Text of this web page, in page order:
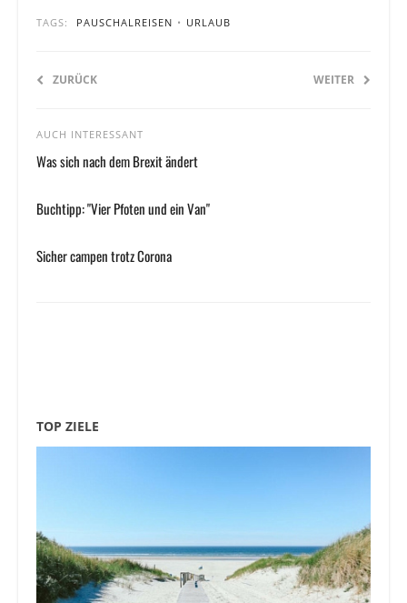
TAGS: PAUSCHALREISEN • URLAUB
ZURÜCK WEITER
AUCH INTERESSANT
Was sich nach dem Brexit ändert
Buchtipp: "Vier Pfoten und ein Van"
Sicher campen trotz Corona
TOP ZIELE